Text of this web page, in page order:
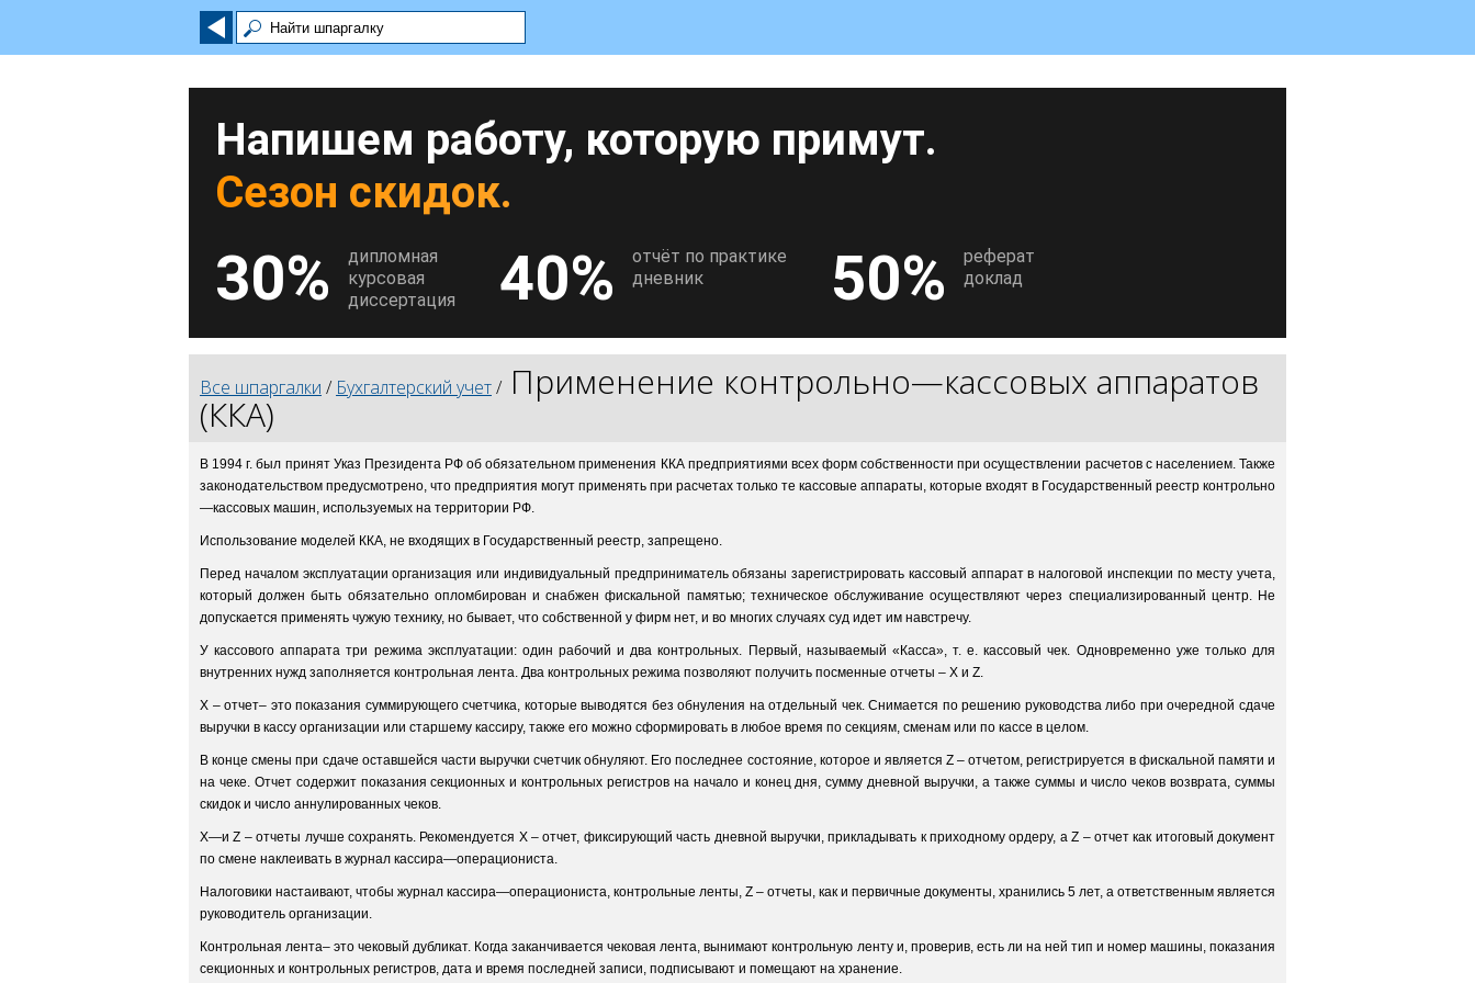
Напишем работу, которую примут.
Сезон скидок.
30%
дипломная
курсовая
диссертация
40%
отчёт по практике
дневник
50%
реферат
доклад
Все шпаргалки / Бухгалтерский учет/ Применение контрольно—кассовых аппаратов
(ККА)
В 1994 г. был принят Указ Президента РФ об обязательном применения ККА предприятиями всех форм собственности при осуществлении расчетов с населением. Также
законодательством предусмотрено, что предприятия могут применять при расчетах только те кассовые аппараты, которые входят в Государственный реестр контрольно
—кассовых машин, используемых на территории РФ.
Использование моделей ККА, не входящих в Государственный реестр, запрещено.
Перед началом эксплуатации организация или индивидуальный предприниматель обязаны зарегистрировать кассовый аппарат в налоговой инспекции по месту учета,
который должен быть обязательно опломбирован и снабжен фискальной памятью; техническое обслуживание осуществляют через специализированный центр. Не
допускается применять чужую технику, но бывает, что собственной у фирм нет, и во многих случаях суд идет им навстречу.
У кассового аппарата три режима эксплуатации: один рабочий и два контрольных. Первый, называемый «Касса», т. е. кассовый чек. Одновременно уже только для
внутренних нужд заполняется контрольная лента. Два контрольных режима позволяют получить посменные отчеты – X и Z.
X – отчет– это показания суммирующего счетчика, которые выводятся без обнуления на отдельный чек. Снимается по решению руководства либо при очередной сдаче
выручки в кассу организации или старшему кассиру, также его можно сформировать в любое время по секциям, сменам или по кассе в целом.
В конце смены при сдаче оставшейся части выручки счетчик обнуляют. Его последнее состояние, которое и является Z – отчетом, регистрируется в фискальной памяти и
на чеке. Отчет содержит показания секционных и контрольных регистров на начало и конец дня, сумму дневной выручки, а также суммы и число чеков возврата, суммы
скидок и число аннулированных чеков.
X—и Z – отчеты лучше сохранять. Рекомендуется X – отчет, фиксирующий часть дневной выручки, прикладывать к приходному ордеру, а Z – отчет как итоговый документ
по смене наклеивать в журнал кассира—операциониста.
Налоговики настаивают, чтобы журнал кассира—операциониста, контрольные ленты, Z – отчеты, как и первичные документы, хранились 5 лет, а ответственным является
руководитель организации.
Контрольная лента– это чековый дубликат. Когда заканчивается чековая лента, вынимают контрольную ленту и, проверив, есть ли на ней тип и номер машины, показания
секционных и контрольных регистров, дата и время последней записи, подписывают и помещают на хранение.